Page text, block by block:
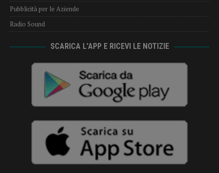
Pubblicità per le Aziende
Radio Sound
SCARICA L’APP E RICEVI LE NOTIZIE